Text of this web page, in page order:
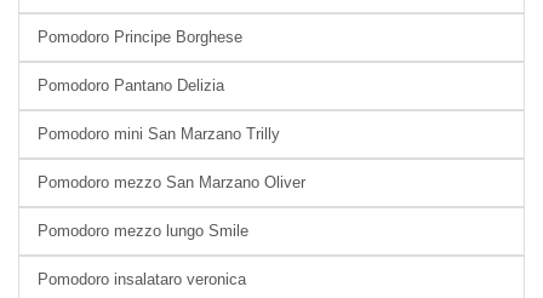
Pomodoro Principe Borghese
Pomodoro Pantano Delizia
Pomodoro mini San Marzano Trilly
Pomodoro mezzo San Marzano Oliver
Pomodoro mezzo lungo Smile
Pomodoro insalataro veronica